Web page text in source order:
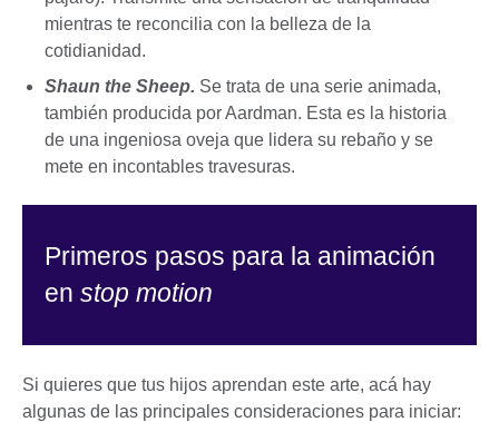
mientras te reconcilia con la belleza de la
cotidianidad.
Shaun the Sheep. Se trata de una serie animada,
también producida por Aardman. Esta es la historia
de una ingeniosa oveja que lidera su rebaño y se
mete en incontables travesuras.
Primeros pasos para la animación
en stop motion
Si quieres que tus hijos aprendan este arte, acá hay
algunas de las principales consideraciones para iniciar: